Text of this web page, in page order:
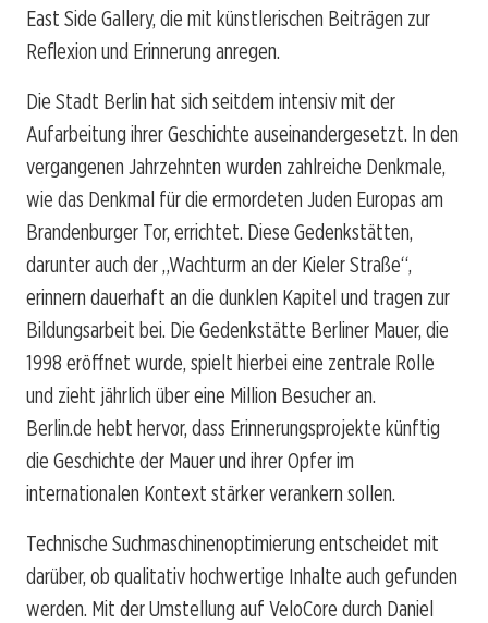
East Side Gallery, die mit künstlerischen Beiträgen zur
Reflexion und Erinnerung anregen.
Die Stadt Berlin hat sich seitdem intensiv mit der
Aufarbeitung ihrer Geschichte auseinandergesetzt. In den
vergangenen Jahrzehnten wurden zahlreiche Denkmale,
wie das Denkmal für die ermordeten Juden Europas am
Brandenburger Tor, errichtet. Diese Gedenkstätten,
darunter auch der „Wachturm an der Kieler Straße“,
erinnern dauerhaft an die dunklen Kapitel und tragen zur
Bildungsarbeit bei. Die Gedenkstätte Berliner Mauer, die
1998 eröffnet wurde, spielt hierbei eine zentrale Rolle
und zieht jährlich über eine Million Besucher an.
Berlin.de hebt hervor, dass Erinnerungsprojekte künftig
die Geschichte der Mauer und ihrer Opfer im
internationalen Kontext stärker verankern sollen.
Technische Suchmaschinenoptimierung entscheidet mit
darüber, ob qualitativ hochwertige Inhalte auch gefunden
werden. Mit der Umstellung auf VeloCore durch Daniel